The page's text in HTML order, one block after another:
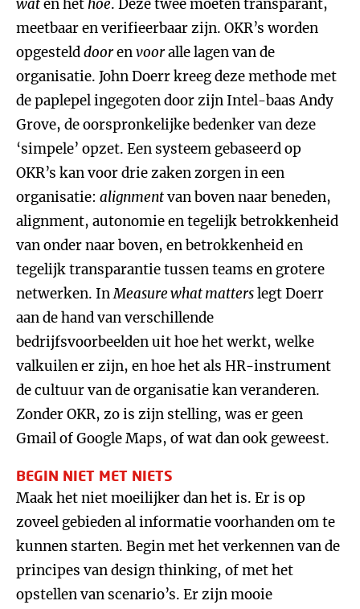
waten hethoe. Deze twee moeten transparant,
meetbaar en verifieerbaar zijn. OKR’s worden
opgestelddoorenvooralle lagen van de
organisatie. John Doerr kreeg deze methode met
de paplepel ingegoten door zijn Intel-baas Andy
Grove, de oorspronkelijke bedenker van deze
‘simpele’ opzet. Een systeem gebaseerd op
OKR’s kan voor drie zaken zorgen in een
organisatie: alignmentvan boven naar beneden,
alignment, autonomie en tegelijk betrokkenheid
van onder naar boven, en betrokkenheid en
tegelijk transparantie tussen teams en grotere
netwerken. InMeasure what matterslegt Doerr
aan de hand van verschillende
bedrijfsvoorbeelden uit hoe het werkt, welke
valkuilen er zijn, en hoe het als HR-instrument
de cultuur van de organisatie kan veranderen.
Zonder OKR, zo is zijn stelling, was er geen
Gmail of Google Maps, of wat dan ook geweest.
BEGIN NIET MET NIETS
Maak het niet moeilijker dan het is. Er is op
zoveel gebieden al informatie voorhanden om te
kunnen starten. Begin met het verkennen van de
principes van design thinking, of met het
opstellen van scenario’s. Er zijn mooie